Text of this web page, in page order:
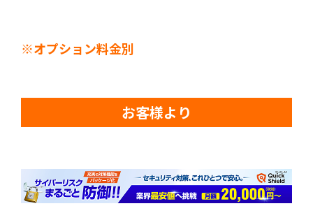
※オプション料金別
お客様より